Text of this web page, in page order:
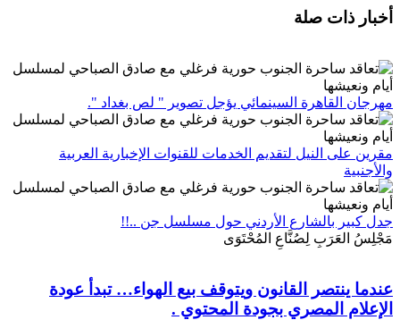
أخبار ذات صلة
مهرجان القاهرة السينمائي يؤجل تصوير " لص بغداد ".
مقرين على النيل لتقديم الخدمات للقنوات الإخبارية العربية
والأجنبية
جدل كبير بالشارع الأردني حول مسلسل جن ..!!
مَجْلِسُ العَرَبِ لِصُنَّاعِ المُحْتَوَى
عندما ينتصر القانون ويتوقف بيع الهواء… تبدأ عودة
الإعلام المصري بجودة المحتوي .